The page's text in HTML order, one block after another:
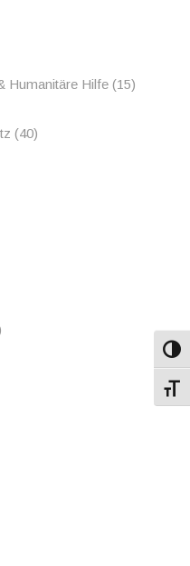
Humanitäre Hilfe(15)
(40)